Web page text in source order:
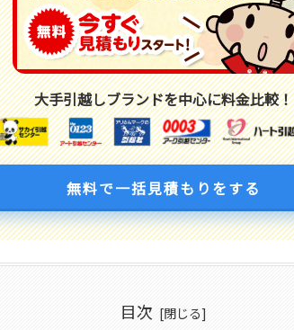
大手引越しブランドを中心に料金比較！
無料で一括見積もりをする
目次